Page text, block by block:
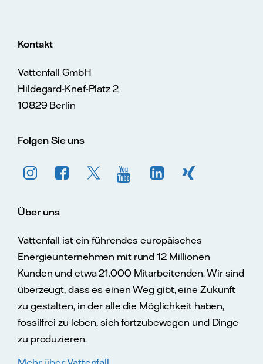
Kontakt
Vattenfall GmbH
Hildegard-Knef-Platz 2
10829 Berlin
Folgen Sie uns
Über uns
Vattenfall ist ein führendes europäisches
Energieunternehmen mit rund 12 Millionen
Kunden und etwa 21.000 Mitarbeitenden. Wir sind
überzeugt, dass es einen Weg gibt, eine Zukunft
zu gestalten, in der alle die Möglichkeit haben,
fossilfrei zu leben, sich fortzubewegen und Dinge
zu produzieren.